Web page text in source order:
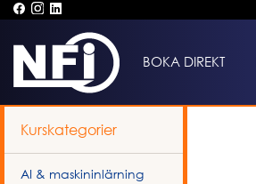
BOKA DIREKT
Kurskategorier
AI & maskininlärning